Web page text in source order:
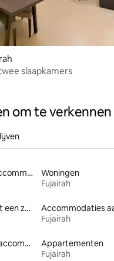
slaapkamers
om te verkennen
Gezinsvriendelijke accommodaties
Woningen
Fujairah
Accommodaties met een zwembad
Fujairah
Huisdiervriendelijke accommodaties
Appartementen
Fujairah